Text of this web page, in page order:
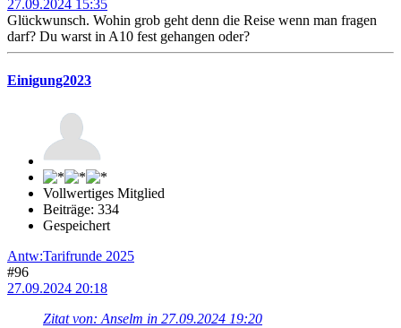
27.09.2024 15:35
Glückwunsch. Wohin grob geht denn die Reise wenn man fragen
darf? Du warst in A10 fest gehangen oder?
Einigung2023
Vollwertiges Mitglied
Beiträge: 334
Gespeichert
Antw:Tarifrunde 2025
#96
27.09.2024 20:18
Zitat von: Anselm in 27.09.2024 19:20